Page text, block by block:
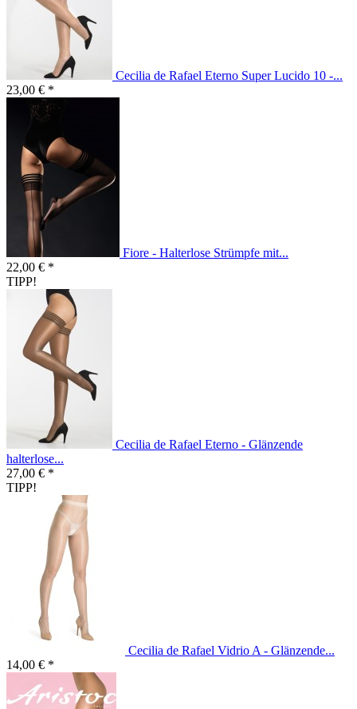
Cecilia de Rafael Eterno Super Lucido 10 -...
23,00 € *
Fiore - Halterlose Strümpfe mit...
22,00 € *
TIPP!
Cecilia de Rafael Eterno - Glänzende
halterlose...
27,00 € *
TIPP!
Cecilia de Rafael Vidrio A - Glänzende...
14,00 € *